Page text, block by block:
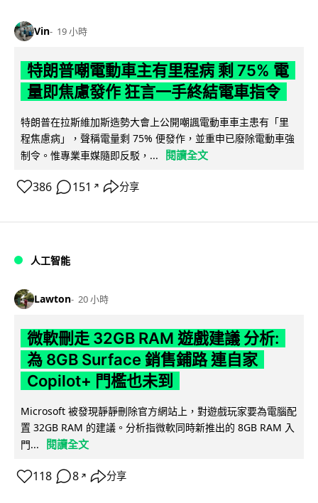
Vin 19 小時
特朗普嘲電動車主有里程病 剩 75% 電
量即焦慮發作 狂言一手終結電車指令
特朗普在拉斯維加斯造勢大會上公開嘲諷電動車車主患有「里
程焦慮病」，聲稱電量剩 75% 便發作，並重申已廢除電動車強
制令。惟專業車媒隨即反駁，...
閱讀全文
386 151 ↗ 分享
人工智能
Lawton 20 小時
微軟刪走 32GB RAM 遊戲建議 分析:
為 8GB Surface 銷售鋪路 連自家
Copilot+ 門檻也未到
Microsoft 被發現靜靜刪除官方網站上，對遊戲玩家要為電腦配
置 32GB RAM 的建議。分析指微軟同時新推出的 8GB RAM 入
門...
閱讀全文
118 8 ↗ 分享